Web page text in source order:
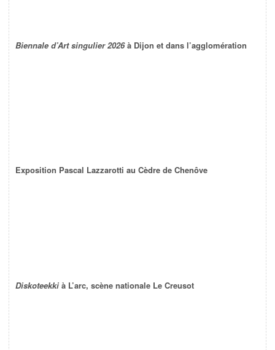
Biennale d’Art singulier 2026à Dijon et dans l’agglomération
Exposition Pascal Lazzarotti au Cèdre de Chenôve
Diskoteekki à L’arc, scène nationale Le Creusot